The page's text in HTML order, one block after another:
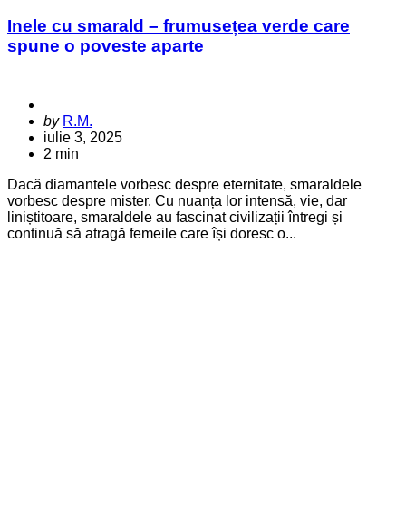
Inele cu smarald – frumusețea verde care
spune o poveste aparte
Posted
by
by R.M.
iulie 3, 2025
2 min
Dacă diamantele vorbesc despre eternitate, smaraldele
vorbesc despre mister. Cu nuanța lor intensă, vie, dar
liniștitoare, smaraldele au fascinat civilizații întregi și
continuă să atragă femeile care își doresc o...